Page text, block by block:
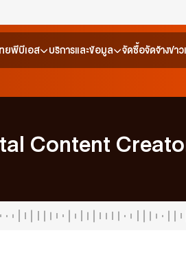
ยพีบีเอส บริการและข้อมูล จัดซื้อจัดจ้างข่า
Content